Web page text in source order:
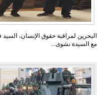
مع السيدة نشوى...